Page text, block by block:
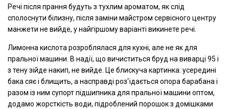
Речі після прання будуть з тухлим ароматом, як слід
сполоснути білизну, після заміни майстром сервісного центру
манжети не вийде, у найгіршому варіанті викинете речі.
Лимонна кислота розроблялася для кухні, але не як для
пральної машини. В надії, що вичиститься бруд на виварці 95 і
з тену зійде накип, не вийде. Це блискуча картинка: усередині
бака сяє і блищить, а насправді роз'їдається опора барабана і
разом із ним супорт підшипника для пральної машини оптом,
додамо жорсткість води, підроблений порошок з домішками